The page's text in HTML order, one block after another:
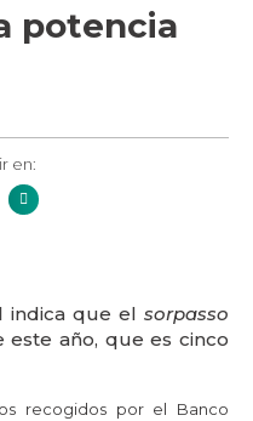
potencia
en:
indica que el sorpasso
año, que es cinco
recogidos por el Banco